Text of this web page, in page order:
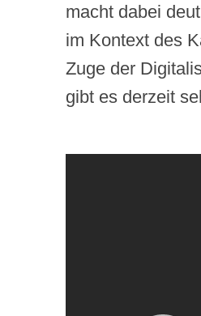
macht dabei
im Kontext des
Zuge der
gibt es derzeit